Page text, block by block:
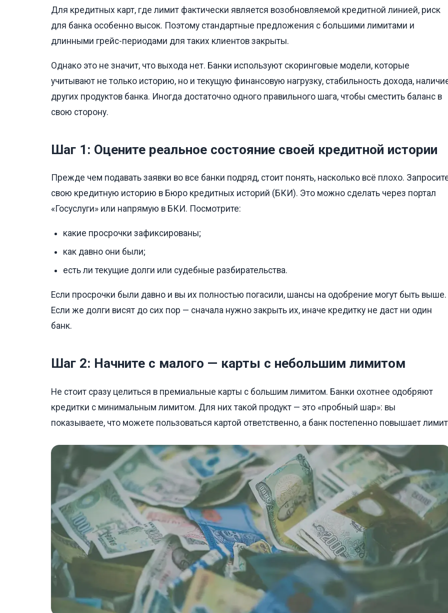
Для кредитных карт, где лимит фактически является возобновляемой кредитной линией, риск
для банка особенно высок. Поэтому стандартные предложения с большими лимитами и
длинными грейс-периодами для таких клиентов закрыты.
Однако это не значит, что выхода нет. Банки используют скоринговые модели, которые
учитывают не только историю, но и текущую финансовую нагрузку, стабильность дохода,
других продуктов банка. Иногда достаточно одного правильного шага, чтобы сместить баланс в
свою сторону.
Шаг 1: Оцените реальное состояние своей кредитной истории
Прежде чем подавать заявки во все банки подряд, стоит понять, насколько всё плохо.
свою кредитную историю в Бюро кредитных историй (БКИ). Это можно сделать через портал
«Госуслуги» или напрямую в БКИ. Посмотрите:
какие просрочки зафиксированы;
как давно они были;
есть ли текущие долги или судебные разбирательства.
Если просрочки были давно и вы их полностью погасили, шансы на одобрение могут быть выше.
Если же долги висят до сих пор — сначала нужно закрыть их, иначе кредитку не даст ни один
банк.
Шаг 2: Начните с малого — карты с небольшим лимитом
Не стоит сразу целиться в премиальные карты с большим лимитом. Банки охотнее одобряют
кредитки с минимальным лимитом. Для них такой продукт — это «пробный шар»: вы
показываете, что можете пользоваться картой ответственно, а банк постепенно повышает